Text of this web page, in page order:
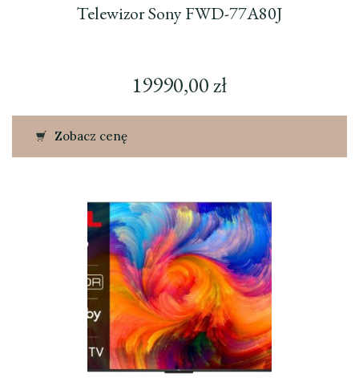
Telewizor Sony FWD-77A80J
19990,00zł
Zobacz cenę